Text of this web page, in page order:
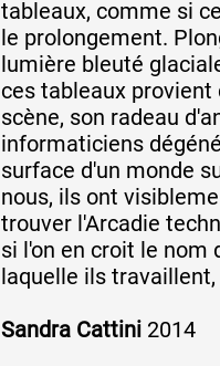
tableaux, comme si
le prolongement.
lumière bleuté
ces tableaux provient
scène, son radeau
informaticiens
surface d'un monde
nous, ils ont
trouver l'Arcadie
si l'on en croit le nom
laquelle ils
Sandra Cattini 2014